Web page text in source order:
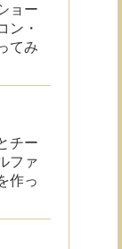
ョー
ン・
てみ
チー
ファ
作っ